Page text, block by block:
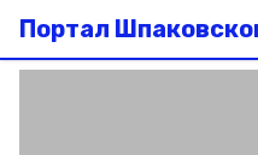
Портал